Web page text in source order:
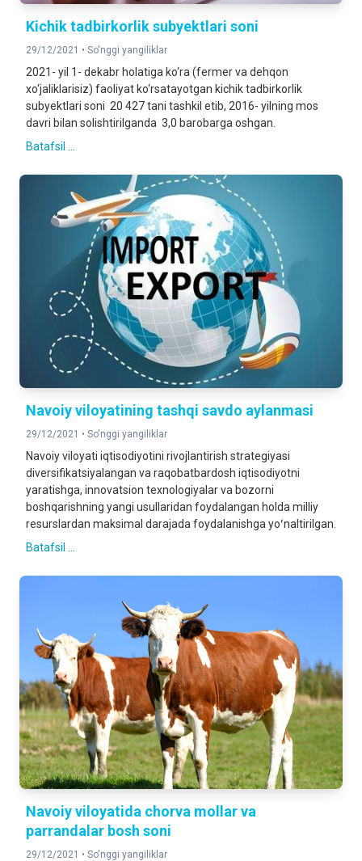
Kichik tadbirkorlik subyektlari soni
29/12/2021 • So'nggi yangiliklar
2021- yil 1- dekabr holatiga ko‘ra (fermer va dehqon
xo‘jaliklarisiz) faoliyat ko‘rsatayotgan kichik tadbirkorlik
subyektlari soni 20 427 tani tashkil etib, 2016- yilning mos
davri bilan solishtirilganda 3,0 barobarga oshgan.
Batafsil ...
Navoiy viloyatining tashqi savdo aylanmasi
29/12/2021 • So'nggi yangiliklar
Navoiy viloyati iqtisodiyotini rivojlantirish strategiyasi
diversifikatsiyalangan va raqobatbardosh iqtisodiyotni
yaratishga, innovatsion texnologiyalar va bozorni
boshqarishning yangi usullaridan foydalangan holda milliy
resurslardan maksimal darajada foydalanishga yoʻnaltirilgan.
Batafsil ...
Navoiy viloyatida chorva mollar va
parrandalar bosh soni
29/12/2021 • So'nggi yangiliklar